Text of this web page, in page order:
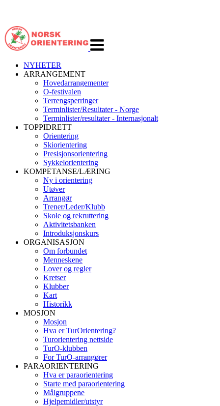
navigasjon
NYHETER
ARRANGEMENT
Hovedarrangementer
O-festivalen
Terrengsperringer
Terminlister/Resultater - Norge
Terminlister/resultater - Internasjonalt
TOPPIDRETT
Orientering
Skiorientering
Presisjonsorientering
Sykkelorientering
KOMPETANSE/LÆRING
Ny i orientering
Utøver
Arrangør
Trener/Leder/Klubb
Skole og rekruttering
Aktivitetsbanken
Introduksjonskurs
ORGANISASJON
Om forbundet
Menneskene
Lover og regler
Kretser
Klubber
Kart
Historikk
MOSJON
Mosjon
Hva er TurOrientering?
Turorientering nettside
TurO-klubben
For TurO-arrangører
PARAORIENTERING
Hva er paraorientering
Starte med paraorientering
Målgruppene
Hjelpemidler/utstyr